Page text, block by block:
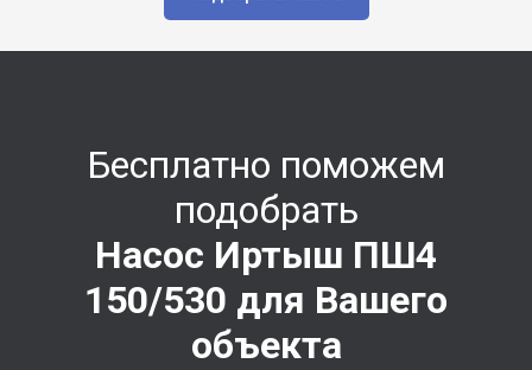
Бесплатно поможем
подобрать
Насос Иртыш ПШ4
150/530 для Вашего
объекта